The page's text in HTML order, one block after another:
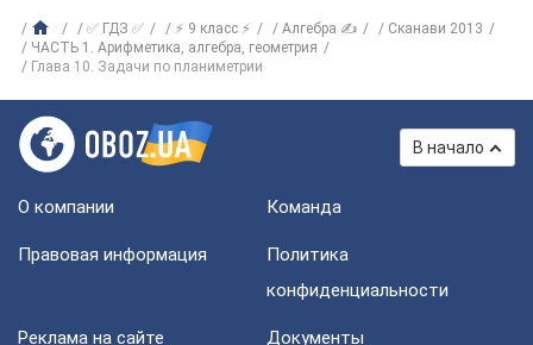
✅ ГДЗ ✅ ⚡ 9 класс ⚡ Алгебра ✍
Сканави 2013
ЧАСТЬ 1. Арифметика, алгебра, геометрия
Глава 10. Задачи по планиметрии
В начало
О компании Команда
Правовая информация
Политика
конфиденциальности
Реклама на сайте Документы